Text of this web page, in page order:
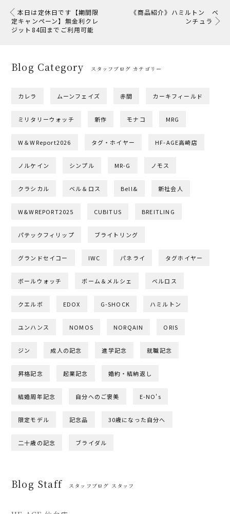
本日は定休日です【期間限
定キャンペーン】無金利クレ
ジット84回までご利用可能
《商品紹介》ハミルトン ベ
ンチュラ
Blog Category スタッフブログ カテゴリー
カレラ ムーンフェイズ 赤間 カーキフィールド
ミリタリーウォッチ 新作 モナコ MRG
W＆WReport2026 タグ・ホイヤー HF-AGE高崎店
ノルケイン シンプル MR-G ノモス
クラシカル ベル＆ロス Bell& 新社会人
W&WREPORT2025 CUBITUS BREITLING
パテックフィリップ ブライトリング
グランドセイコー IWC パネライ タグホイヤー
ボールウォッチ ボーム＆メルシェ ベルロス
クエルボ EDOX G-SHOCK ハミルトン
ユンハンス NOMOS NORQAIN ORIS
ジン 成人の記念 進学記念 就職記念
昇格記念 起業記念 婚約・結納返し
結婚周年記念 自分へのご褒美 E-NO's
限定モデル 記念品 30歳になった自分へ
二十歳の記念 ブライダル
Blog Staff スタッフブログ スタッフ